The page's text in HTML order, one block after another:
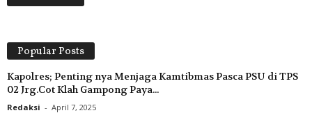
Popular Posts
Kapolres; Penting nya Menjaga Kamtibmas Pasca PSU di TPS
02 Jrg.Cot Klah Gampong Paya...
Redaksi - April 7, 2025